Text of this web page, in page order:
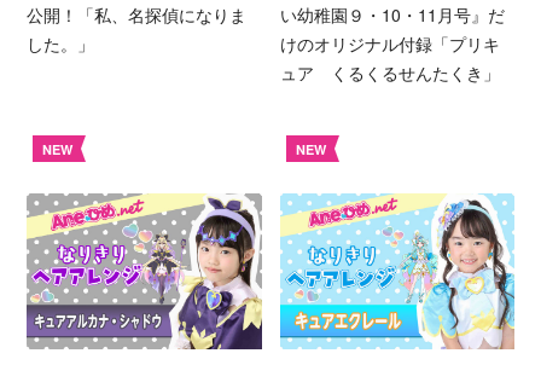
公開！「私、名探偵になりま
した。」
い幼稚園９・10・11月号』だ
けのオリジナル付録「プリキ
ュア くるくるせんたくき」
NEW NEW